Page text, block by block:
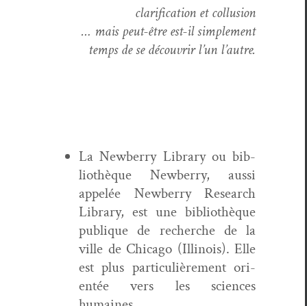
clar­i­fi­ca­tion et collusion
… mais peut-être est-il sim­ple­ment
temps de se décou­vrir l’un l’autre.
La New­ber­ry Library ou bib­
lio­thèque New­ber­ry, aus­si
appelée New­ber­ry Research
Library, est une bib­lio­thèque
publique de recherche de la
ville de Chica­go (Illi­nois). Elle
est plus par­ti­c­ulière­ment ori­
en­tée vers les sci­ences